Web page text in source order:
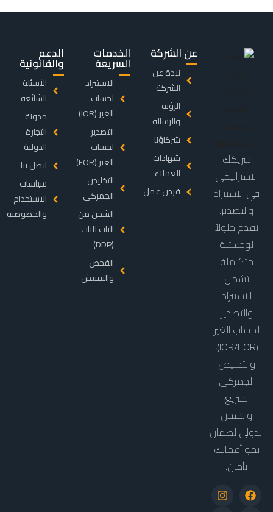
شريكك
الاستراتيجي
في الاستيراد
والتصدير.
نقدم حلولاً
لوجستية
متكاملة
تشمل
الاستيراد
والتصدير
لحساب الغير
(IOR/EOR)،
والتخليص
الجمركي
السريع،
والشحن
الدولي لضمان
نمو أعمالك
بأمان.
عن الشركة
نبذة عن
الشركة
الرؤية
والرسالة
شركاؤنا
شهادات
العملاء
فرص عمل
الخدمات
السريعة
الاستيراد
لحساب
الغير (IOR)
التصدير
لحساب
الغير (EOR)
التخليص
الجمركي
الشحن من
الباب للباب
(DDP)
الفحص
والتفتيش
الدعم
والقانونية
الأسئلة
الشائعة
مدونة
التجارة
الدولية
اتصل بنا
سياسات
الاستخدام
والخصوصية